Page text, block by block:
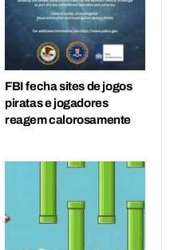
FBI fecha sites de jogos
piratas e jogadores
reagem calorosamente